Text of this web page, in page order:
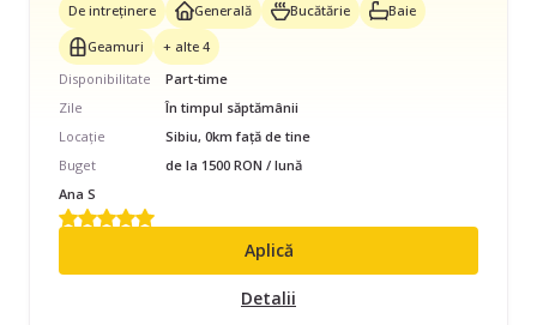
De intreținere
Generală Bucătărie
Baie
Geamuri
+ alte 4
Disponibilitate
Part-time
Zile
În timpul săptămânii
Locație
Sibiu, 0km față de tine
Buget
de la 1500 RON / lună
Ana S
Aplică
Detalii